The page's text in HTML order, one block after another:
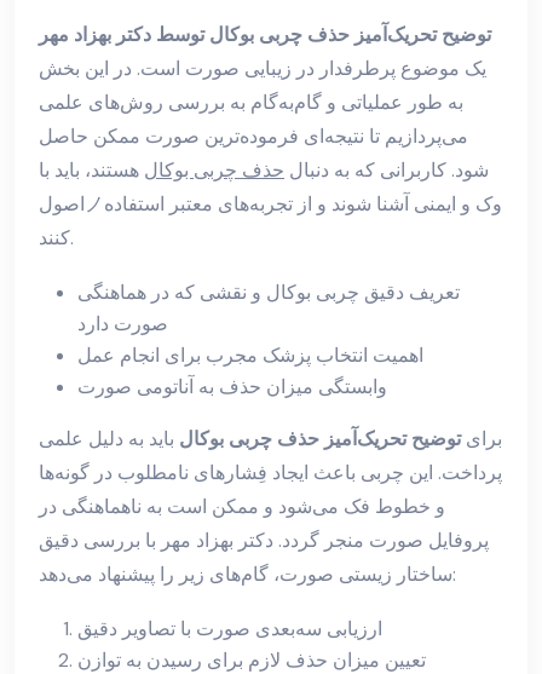
توضیح تحریک‌آمیز حذف چربی بوکال توسط دکتر بهزاد مهر
یک موضوع پرطرفدار در زیبایی صورت است. در این بخش
به طور عملیاتی و گام‌به‌گام به بررسی روش‌های علمی
می‌پردازیم تا نتیجه‌ای فرموده‌ترین صورت ممکن حاصل
شود. کاربرانی که به دنبال حذف چربی بوکال هستند، باید با
اصولノوک و ایمنی آشنا شوند و از تجربه‌های معتبر استفاده
کنند.
تعریف دقیق چربی بوکال و نقشی که در هماهنگی
صورت دارد
اهمیت انتخاب پزشک مجرب برای انجام عمل
وابستگی میزان حذف به آناتومی صورت
برایتوضیح تحریک‌آمیز حذف چربی بوکال باید به دلیل علمی
پرداخت. این چربی باعث ایجاد فِشارهای نامطلوب در گونه‌ها
و خطوط فک می‌شود و ممکن است به ناهماهنگی در
پروفایل صورت منجر گردد. دکتر بهزاد مهر با بررسی دقیق
ساختار زیستی صورت، گام‌های زیر را پیشنهاد می‌دهد:
ارزیابی سه‌بعدی صورت با تصاویر دقیق
تعیین میزان حذف لازم برای رسیدن به توازن